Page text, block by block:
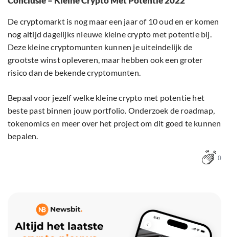
De cryptomarkt is nog maar een jaar of 10 oud en er komen
nog altijd dagelijks nieuwe kleine crypto met potentie bij.
Deze kleine cryptomunten kunnen je uiteindelijk de
grootste winst opleveren, maar hebben ook een groter
risico dan de bekende cryptomunten.
Bepaal voor jezelf welke kleine crypto met potentie het
beste past binnen jouw portfolio. Onderzoek de roadmap,
tokenomics en meer over het project om dit goed te kunnen
bepalen.
0